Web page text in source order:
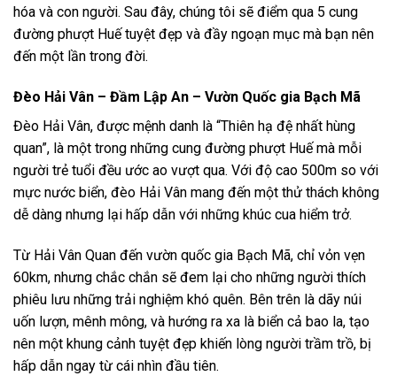
hóa và con người. Sau đây, chúng tôi sẽ điểm qua 5 cung
đường phượt Huế tuyệt đẹp và đầy ngoạn mục mà bạn nên
đến một lần trong đời.
Đèo Hải Vân – Đầm Lập An – Vườn Quốc gia Bạch Mã
Đèo Hải Vân, được mệnh danh là “Thiên hạ đệ nhất hùng
quan”, là một trong những cung đường phượt Huế mà mỗi
người trẻ tuổi đều ước ao vượt qua. Với độ cao 500m so với
mực nước biển, đèo Hải Vân mang đến một thử thách không
dễ dàng nhưng lại hấp dẫn với những khúc cua hiểm trở.
Từ Hải Vân Quan đến vườn quốc gia Bạch Mã, chỉ vỏn vẹn
60km, nhưng chắc chắn sẽ đem lại cho những người thích
phiêu lưu những trải nghiệm khó quên. Bên trên là dãy núi
uốn lượn, mênh mông, và hướng ra xa là biển cả bao la, tạo
nên một khung cảnh tuyệt đẹp khiến lòng người trầm trồ, bị
hấp dẫn ngay từ cái nhìn đầu tiên.